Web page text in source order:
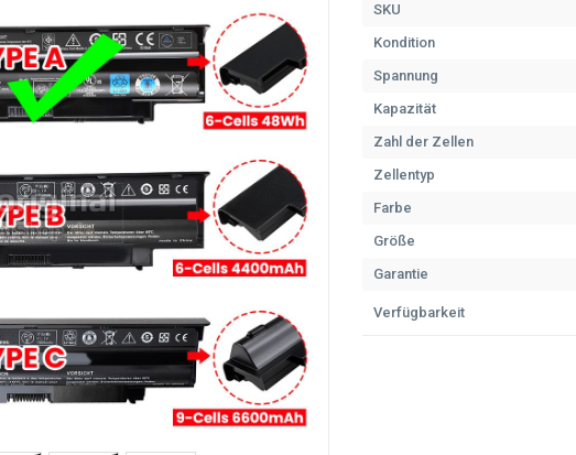
SKU
Kondition
Spannung
Kapazität
Zahl der Zellen
Zellentyp
Farbe
Größe
Garantie
Verfügbarkeit